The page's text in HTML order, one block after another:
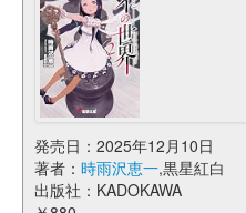
発売日：2025年12月10日
著者： 時雨沢恵一,黒星紅白
出版社：KADOKAWA